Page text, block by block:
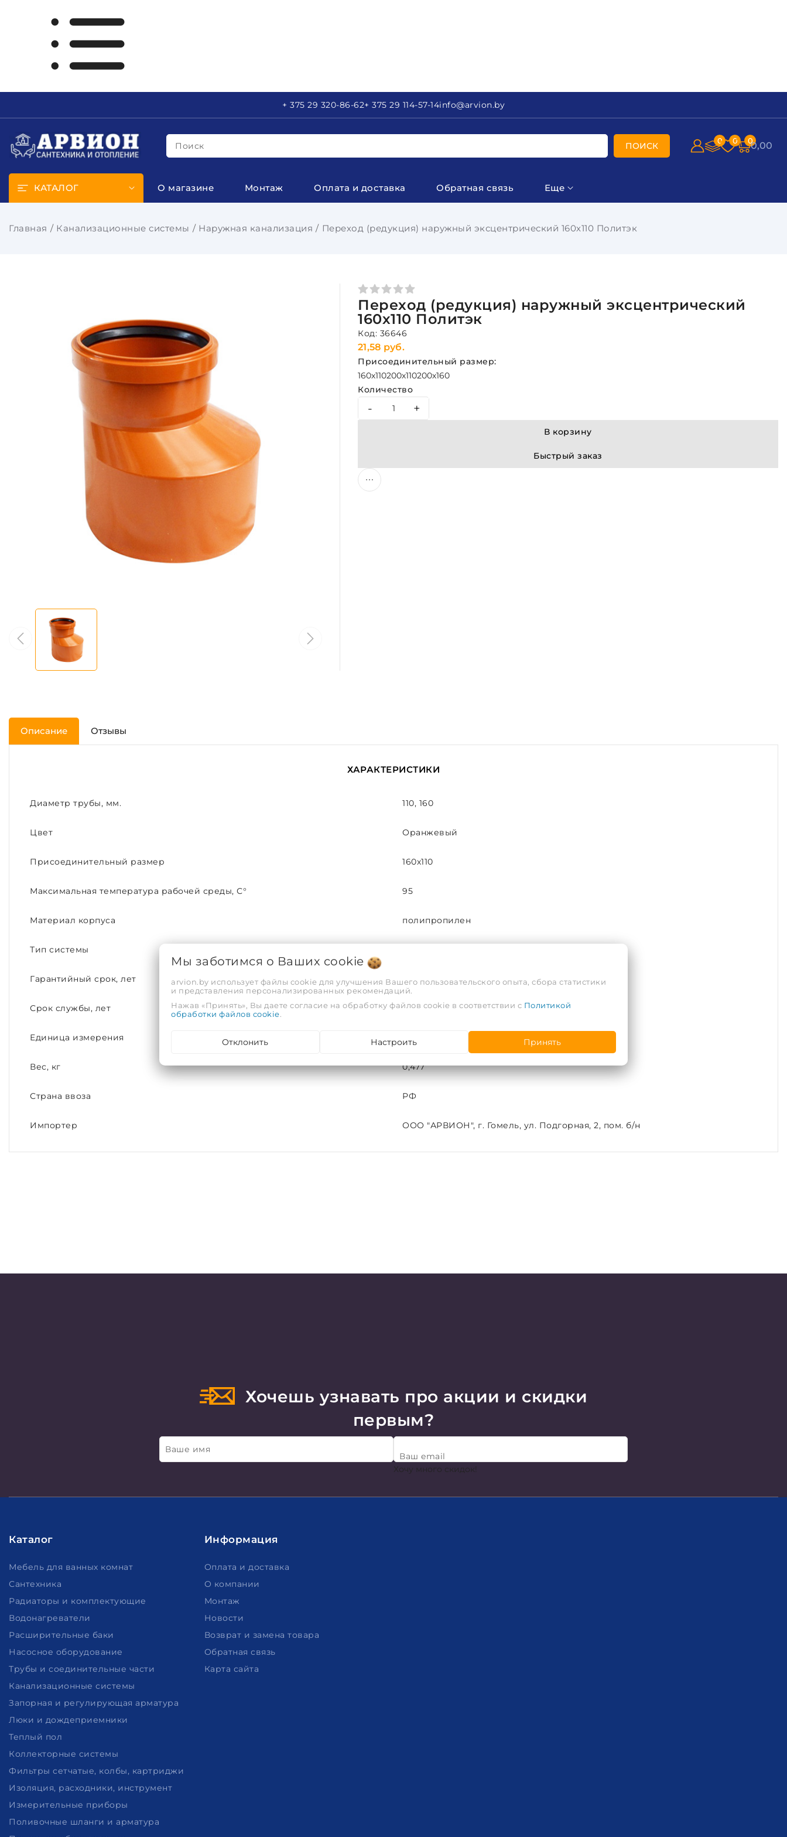
+ 375 29 320-86-62+ 375 29 114-57-14info@arvion.by
Поиск ПОИСК 0 0 00,00
КАТАЛОГ О магазине Монтаж Оплата и доставка Обратная связь Еще
Главная Канализационные системы Наружная канализация Переход (редукция) наружный эксцентрический 160х110 Политэк
Переход (редукция) наружный эксцентрический
160х110 Политэк
Код: 36646
21,58 руб.
Присоединительный размер:
160х110200х110200х160
Количество
- +
В корзину
Быстрый заказ
Описание Отзывы
ХАРАКТЕРИСТИКИ
Диаметр трубы, мм. 110, 160
Цвет Оранжевый
Присоединительный размер 160х110
Максимальная температура рабочей среды, С° 95
Материал корпуса полипропилен
Тип системы
Гарантийный срок, лет 1
Срок службы, лет 50
Единица измерения
Вес, кг 0,477
Страна ввоза РФ
Импортер ООО "АРВИОН", г. Гомель, ул. Подгорная, 2, пом. б/н
Хочешь узнавать про акции и скидки
первым?
Ваше имя
Ваш email
Хочу много скидок!
Каталог
Мебель для ванных комнат
Сантехника
Радиаторы и комплектующие
Водонагреватели
Расширительные баки
Насосное оборудование
Трубы и соединительные части
Канализационные системы
Запорная и регулирующая арматура
Люки и дождеприемники
Теплый пол
Коллекторные системы
Фильтры сетчатые, колбы, картриджи
Изоляция, расходники, инструмент
Измерительные приборы
Поливочные шланги и арматура
Информация
Оплата и доставка
О компании
Монтаж
Новости
Возврат и замена товара
Обратная связь
Карта сайта
Мы заботимся о Ваших cookie
arvion.by использует файлы cookie для улучшения Вашего пользовательского опыта, сбора статистики
и представления персонализированных рекомендаций.
Нажав «Принять», Вы даете согласие на обработку файлов cookie в соответствии с Политикой
обработки файлов cookie.
Отклонить Настроить Принять